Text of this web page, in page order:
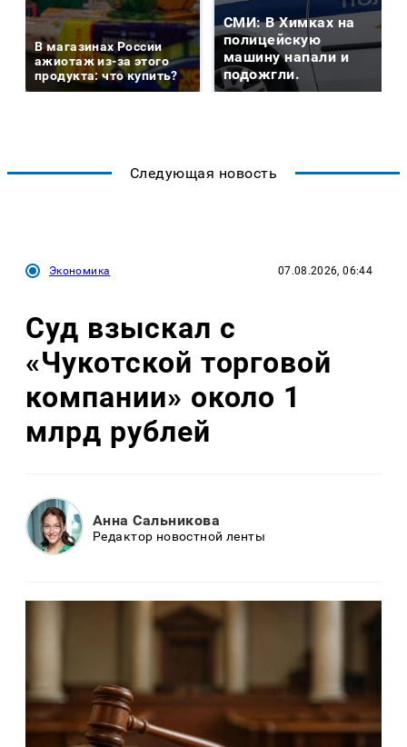
В магазинах России
ажиотаж из-за этого
продукта: что купить?
СМИ: В Химках на
полицейскую
машину напали и
подожгли.
Следующая новость
Экономика 07.08.2026, 06:44
Суд взыскал с
«Чукотской торговой
компании» около 1
млрд рублей
Анна Сальникова
Редактор новостной ленты